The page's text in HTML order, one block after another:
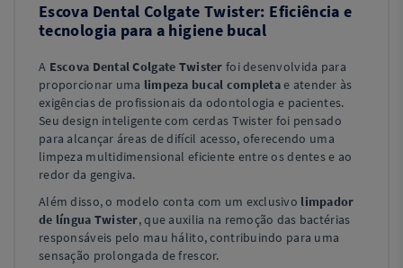
Escova Dental Colgate Twister: Eficiência e
tecnologia para a higiene bucal
A Escova Dental Colgate Twister foi desenvolvida para
proporcionar uma limpeza bucal completae atender às
exigências de profissionais da odontologia e pacientes.
Seu design inteligente com cerdas Twister foi pensado
para alcançar áreas de difícil acesso, oferecendo uma
limpeza multidimensional eficiente entre os dentes e ao
redor da gengiva.
Além disso, o modelo conta com um exclusivo limpador
de língua Twister, que auxilia na remoção das bactérias
responsáveis pelo mau hálito, contribuindo para uma
sensação prolongada de frescor.